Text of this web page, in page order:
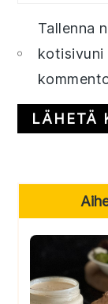
Tallenna
kotisivuni
Primary
Sidebar